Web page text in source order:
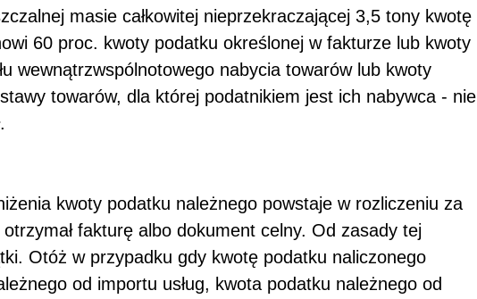
masie całkowitej nieprzekraczającej 3,5 tony kwotę
60 proc. kwoty podatku określonej w fakturze lub kwoty
wewnątrzwspólnotowego nabycia towarów lub kwoty
towarów, dla której podatnikiem jest ich nabywca - nie
kwoty podatku należnego powstaje w rozliczeniu za
otrzymał fakturę albo dokument celny. Od zasady tej
Otóż w przypadku gdy kwotę podatku naliczonego
od importu usług, kwota podatku należnego od